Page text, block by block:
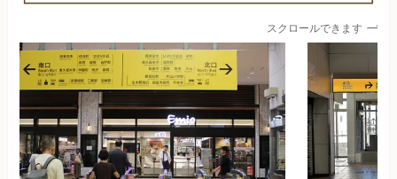
スクロールできます